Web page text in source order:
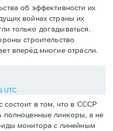
об эффективности их
войнах страны их
только догадываться.
строительство
вперёд многие отрасли.
UTC
состоит в том, что в СССР
полноценные линкоры, а не
монитора с линейным